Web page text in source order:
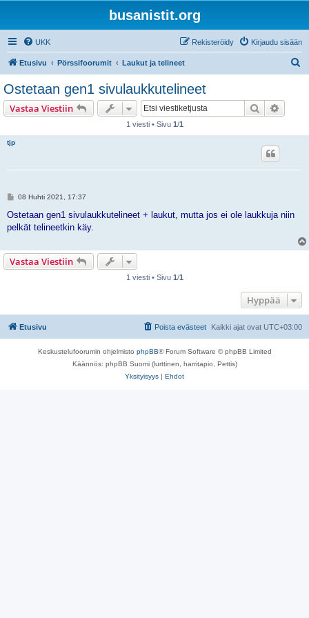
busanistit.org
UKK Kirjaudu sisään
Rekisteröidy
Etusivu Pörssifoorumit Laukut ja telineet
Ostetaan gen1 sivulaukkutelineet
Vastaa Viestiin Etsi
1 viesti • Sivu 1/1
tjp
V
e
t
08 Huhti 2021, 17:37
Ostetaan gen1 sivulaukkutelineet + laukut, mutta jos ei ole laukkuja niin
pelkät telineetkin käy.
Vastaa Viestiin
1 viesti • Sivu 1/1
Hyppää
Etusivu Kaikki ajat ovat UTC+03:00
Poista evästeet
Keskustelufoorumin ohjelmisto phpBB® Forum Software © phpBB Limited
Käännös: phpBB Suomi (lurttinen, harritapio, Pettis)
Yksityisyys | Ehdot